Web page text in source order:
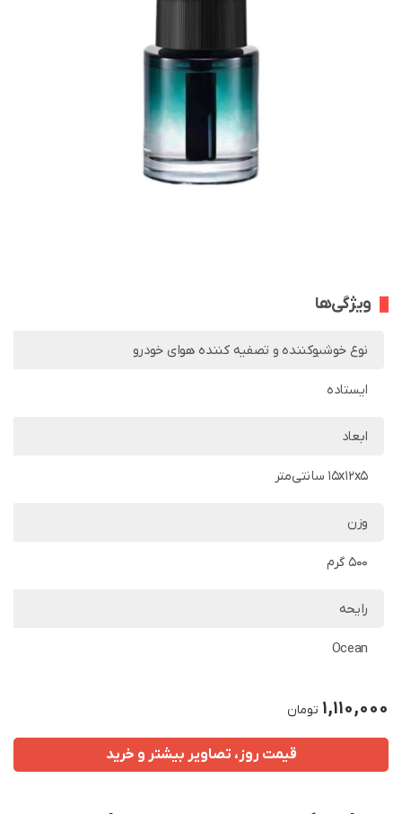
ویژگی‌ها
نوع خوشبوکننده و تصفیه کننده هوای خودرو
ایستاده
ابعاد
15x12x5 سانتی‌متر
وزن
500 گرم
رایحه
Ocean
1,110,000 تومان
قیمت روز، تصاویر بیشتر و خرید